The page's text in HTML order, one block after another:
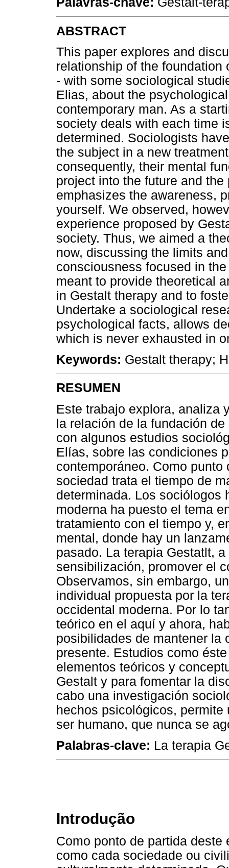
ABSTRACT
This paper explores and
relationship of the foundation
- with some sociological
Elias, about the
contemporary man. As a
society deals with each time
determined. Sociologists
the subject in a new
consequently, their mental
project into the future and
emphasizes the awareness,
yourself. We observed,
experience proposed by
society. Thus, we aimed a
now, discussing the limits
consciousness focused in
meant to provide theoretical
in Gestalt therapy and to
Undertake a sociological
psychological facts, allows
which is never exhausted in
Keywords: Gestalt therapy;
RESUMEN
Este trabajo explora, analiza
la relación de la fundación
con algunos estudios
Elías, sobre las condiciones
contemporáneo. Como
sociedad trata el tiempo de
determinada. Los sociólogos
moderna ha puesto el tema
tratamiento con el tiempo y,
mental, donde hay un
pasado. La terapia Gestatlt,
sensibilización, promover el
Observamos, sin embargo,
individual propuesta por la
occidental moderna. Por lo
teórico en el aquí y ahora,
posibilidades de mantener la
presente. Estudios como
elementos teóricos y
Gestalt y para fomentar la
cabo una investigación
hechos psicológicos,
ser humano, que nunca se
Palabras-clave: La terapia
Introdução
Como ponto de partida
como cada sociedade ou